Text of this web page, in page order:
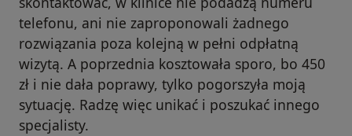
telefonu, ani nie zaproponowali żadnego
rozwiązania poza kolejną w pełni odpłatną
wizytą. A poprzednia kosztowała sporo, bo 450
zł i nie dała poprawy, tylko pogorszyła moją
sytuację. Radzę więc unikać i poszukać innego
specjalisty.